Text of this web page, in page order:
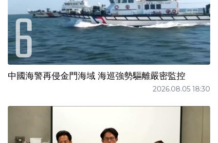
中國海警再侵金門海域 海巡強勢驅離嚴密監控
2026.08.05 18:30